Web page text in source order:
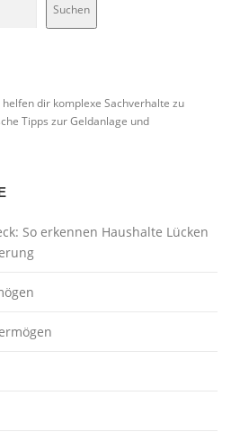
Suchen
dir komplexe Sachverhalte zu
Tipps zur Geldanlage und
So erkennen Haushalte Lücken